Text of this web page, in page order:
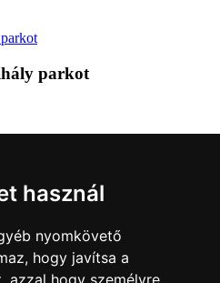
használ
nyomkövető
hogy javítsa a
azzal hogy személyre
parkot
testület rendkívüli